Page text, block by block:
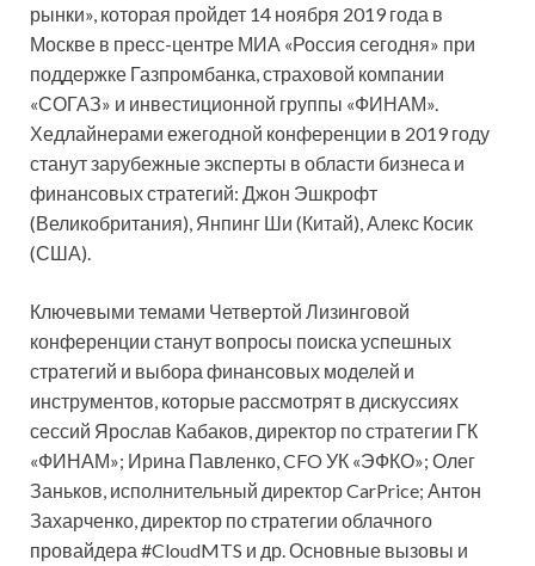
рынки», которая пройдет 14 ноября 2019 года в
Москве в пресс-центре МИА «Россия сегодня» при
поддержке Газпромбанка, страховой компании
«СОГАЗ» и инвестиционной группы «ФИНАМ».
Хедлайнерами ежегодной конференции в 2019 году
станут зарубежные эксперты в области бизнеса и
финансовых стратегий: Джон Эшкрофт
(Великобритания), Янпинг Ши (Китай), Алекс Косик
(США).
Ключевыми темами Четвертой Лизинговой
конференции станут вопросы поиска успешных
стратегий и выбора финансовых моделей и
инструментов, которые рассмотрят в дискуссиях
сессий Ярослав Кабаков, директор по стратегии ГК
«ФИНАМ»; Ирина Павленко, CFO УК «ЭФКО»; Олег
Заньков, исполнительный директор CarPrice; Антон
Захарченко, директор по стратегии облачного
провайдера #CloudMTS и др. Основные вызовы и